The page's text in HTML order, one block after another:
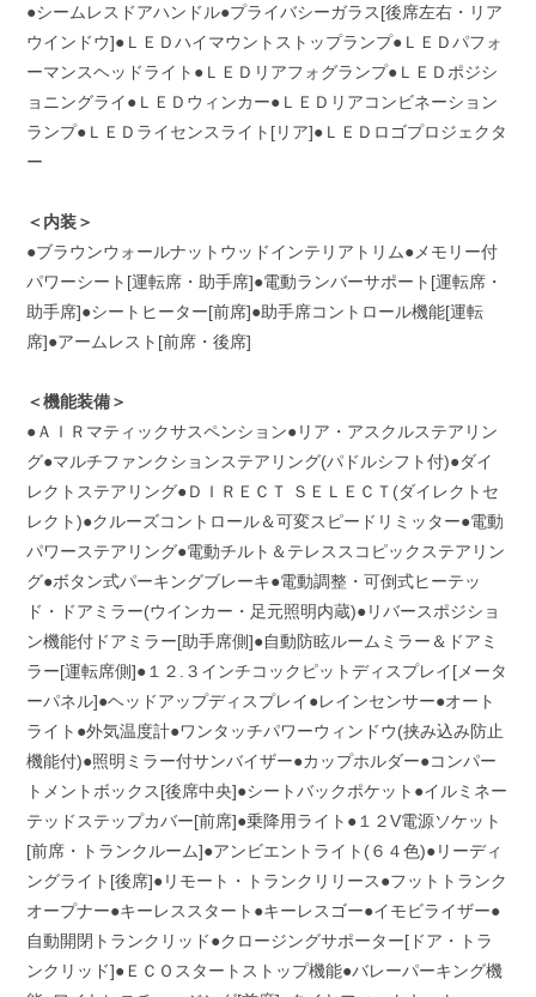
●シームレスドアハンドル●プライバシーガラス[後席左右・リア
ウインドウ]●ＬＥＤハイマウントストップランプ●ＬＥＤパフォ
ーマンスヘッドライト●ＬＥＤリアフォグランプ●ＬＥＤポジシ
ョニングライ●ＬＥＤウィンカー●ＬＥＤリアコンビネーション
ランプ●ＬＥＤライセンスライト[リア]●ＬＥＤロゴプロジェクタ
ー
＜内装＞
●ブラウンウォールナットウッドインテリアトリム●メモリー付
パワーシート[運転席・助手席]●電動ランバーサポート[運転席・
助手席]●シートヒーター[前席]●助手席コントロール機能[運転
席]●アームレスト[前席・後席]
＜機能装備＞
●ＡＩＲマティックサスペンション●リア・アスクルステアリン
グ●マルチファンクションステアリング(パドルシフト付)●ダイ
レクトステアリング●ＤＩＲＥＣＴ ＳＥＬＥＣＴ(ダイレクトセ
レクト)●クルーズコントロール＆可変スピードリミッター●電動
パワーステアリング●電動チルト＆テレススコピックステアリン
グ●ボタン式パーキングブレーキ●電動調整・可倒式ヒーテッ
ド・ドアミラー(ウインカー・足元照明内蔵)●リバースポジショ
ン機能付ドアミラー[助手席側]●自動防眩ルームミラー＆ドアミ
ラー[運転席側]●１２.３インチコックピットディスプレイ[メータ
ーパネル]●ヘッドアップディスプレイ●レインセンサー●オート
ライト●外気温度計●ワンタッチパワーウィンドウ(挟み込み防止
機能付)●照明ミラー付サンバイザー●カップホルダー●コンパー
トメントボックス[後席中央]●シートバックポケット●イルミネー
テッドステップカバー[前席]●乗降用ライト●１２V電源ソケット
[前席・トランクルーム]●アンビエントライト(６４色)●リーディ
ングライト[後席]●リモート・トランクリリース●フットトランク
オープナー●キーレススタート●キーレスゴー●イモビライザー●
自動開閉トランクリッド●クロージングサポーター[ドア・トラ
ンクリッド]●ＥＣＯスタートストップ機能●バレーパーキング機